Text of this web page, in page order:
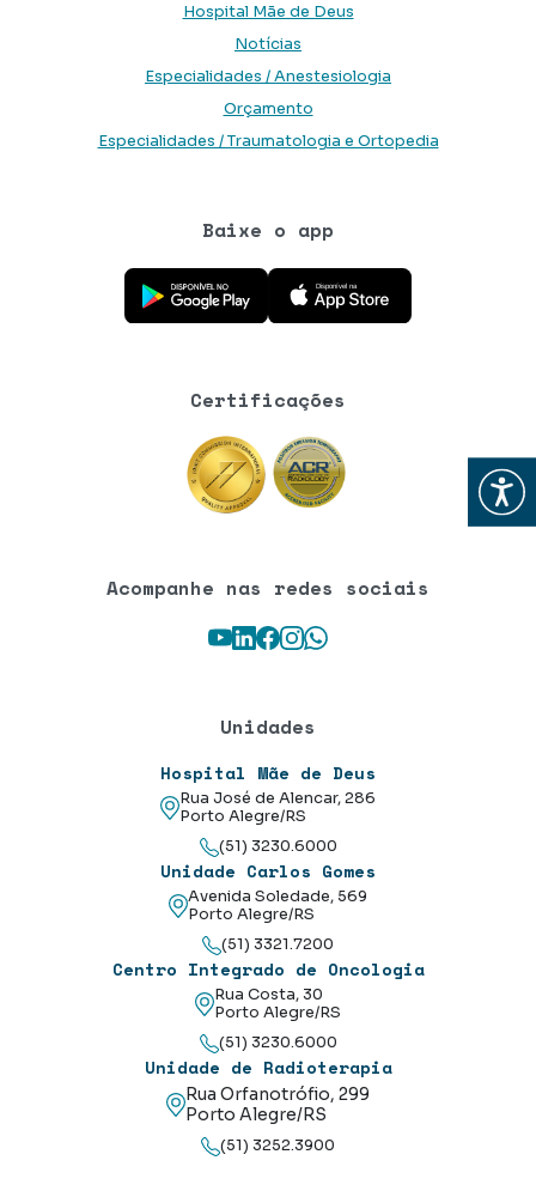
Abrir
Hospital Mãe de Deus
Notícias
Especialidades / Anestesiologia
Orçamento
Especialidades / Traumatologia e Ortopedia
Baixe o app
Baixe o aplicativo na Google Play Store
Baixe o aplicativo na App Store
Certificações
Acompanhe nas redes sociais
Youtube
LinkedIn
Facebook
Instagram
WhatsApp
Unidades
Hospital Mãe de Deus
Rua José de Alencar, 286
Porto Alegre/RS
(51) 3230.6000
Unidade Carlos Gomes
Avenida Soledade, 569
Porto Alegre/RS
(51) 3321.7200
Centro Integrado de Oncologia
Rua Costa, 30
Porto Alegre/RS
(51) 3230.6000
Unidade de Radioterapia
Rua Orfanotrófio, 299
Porto Alegre/RS
(51) 3252.3900